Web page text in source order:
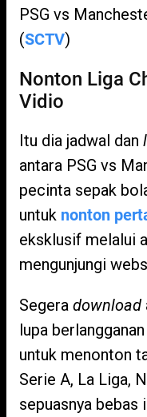
PSG vs
(SCTV)
Nonton Liga
Vidio
Itu dia jadwal dan
antara PSG vs
pecinta sepak
untuk nonton
eksklusif melalui
mengunjungi
Segera download
lupa
untuk menonton
Serie A, La Liga,
sepuasnya bebas